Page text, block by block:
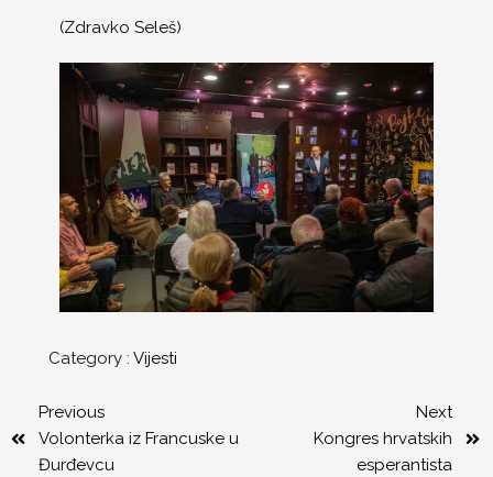
(Zdravko Seleš)
Category : Vijesti
Previous
Volonterka iz Francuske u
Đurđevcu
Next
Kongres hrvatskih
esperantista